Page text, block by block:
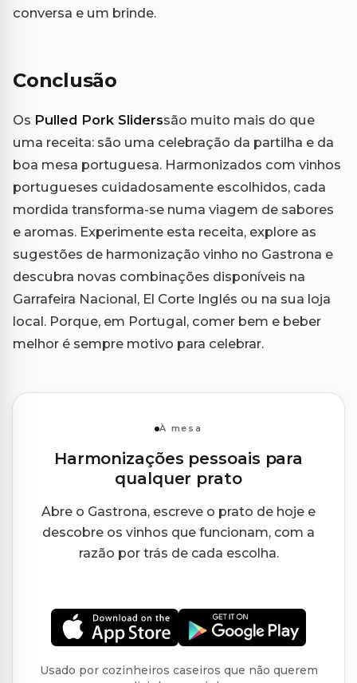
conversa e um brinde.
Conclusão
Os Pulled Pork Sliderssão muito mais do que
uma receita: são uma celebração da partilha e da
boa mesa portuguesa. Harmonizados com vinhos
portugueses cuidadosamente escolhidos, cada
mordida transforma-se numa viagem de sabores
e aromas. Experimente esta receita, explore as
sugestões de harmonização vinho no Gastrona e
descubra novas combinações disponíveis na
Garrafeira Nacional, El Corte Inglés ou na sua loja
local. Porque, em Portugal, comer bem e beber
melhor é sempre motivo para celebrar.
À mesa
Harmonizações pessoais para
qualquer prato
Abre o Gastrona, escreve o prato de hoje e
descobre os vinhos que funcionam, com a
razão por trás de cada escolha.
Usado por cozinheiros caseiros que não querem